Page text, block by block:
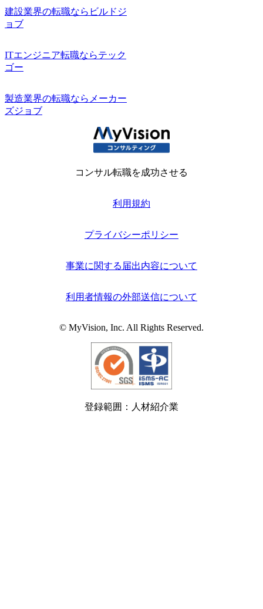
建設業界の転職ならビルドジ
ョブ
ITエンジニア転職ならテック
ゴー
製造業界の転職ならメーカー
ズジョブ
コンサル転職を成功させる
利用規約
プライバシーポリシー
事業に関する届出内容について
利用者情報の外部送信について
© MyVision, Inc. All Rights Reserved.
登録範囲：人材紹介業